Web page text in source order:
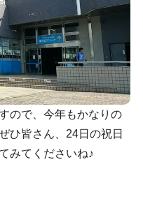
ので、今年もかなりの
ひ皆さん、24日の祝日
みてくださいね♪